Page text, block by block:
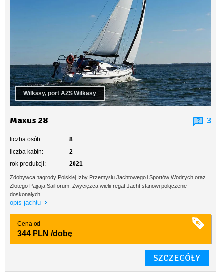
Wilkasy, port AZS Wilkasy
Maxus 28 3
liczba osób:
8
liczba kabin:
2
rok produkcji:
2021
Zdobywca nagrody Polskiej Izby Przemysłu Jachtowego i Sportów Wodnych oraz
Złotego Pagaja Sailforum. Zwycięzca wielu regat.Jacht stanowi połączenie
doskonałych...
opis jachtu
Cena od
344 PLN /dobę
SZCZEGÓŁY